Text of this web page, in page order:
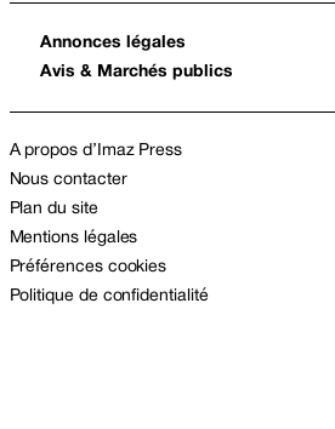
Annonces légales
Avis & Marchés publics
A propos d’Imaz Press
Nous contacter
Plan du site
Mentions légales
Préférences cookies
Politique de confidentialité